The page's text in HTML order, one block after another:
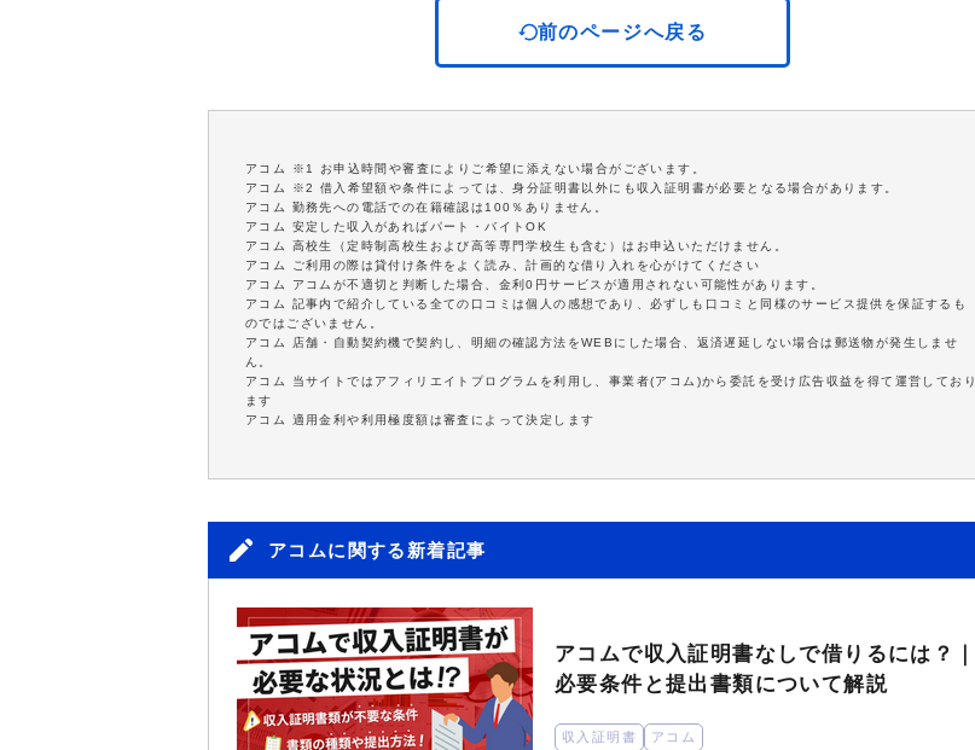
前のページへ戻る
アコム ※1 お申込時間や審査によりご希望に添えない場合がございます。
アコム ※2 借入希望額や条件によっては、身分証明書以外にも収入証明書が必要となる場合があります。
アコム 勤務先への電話での在籍確認は100％ありません。
アコム 安定した収入があればパート・バイトOK
アコム 高校生（定時制高校生および高等専門学校生も含む）はお申込いただけません。
アコム ご利用の際は貸付け条件をよく読み、計画的な借り入れを心がけてください
アコム アコムが不適切と判断した場合、金利0円サービスが適用されない可能性があります。
アコム 記事内で紹介している全ての口コミは個人の感想であり、必ずしも口コミと同様のサービス提供を保証するも
のではございません。
アコム 店舗・自動契約機で契約し、明細の確認方法をWEBにした場合、返済遅延しない場合は郵送物が発生しませ
ん。
アコム 当サイトではアフィリエイトプログラムを利用し、事業者(アコム)から委託を受け広告収益を得て運営しており
ます
アコム 適用金利や利用極度額は審査によって決定します
アコムに関する新着記事
アコムで収入証明書なしで借りるには？｜
必要条件と提出書類について解説
収入証明書 アコム